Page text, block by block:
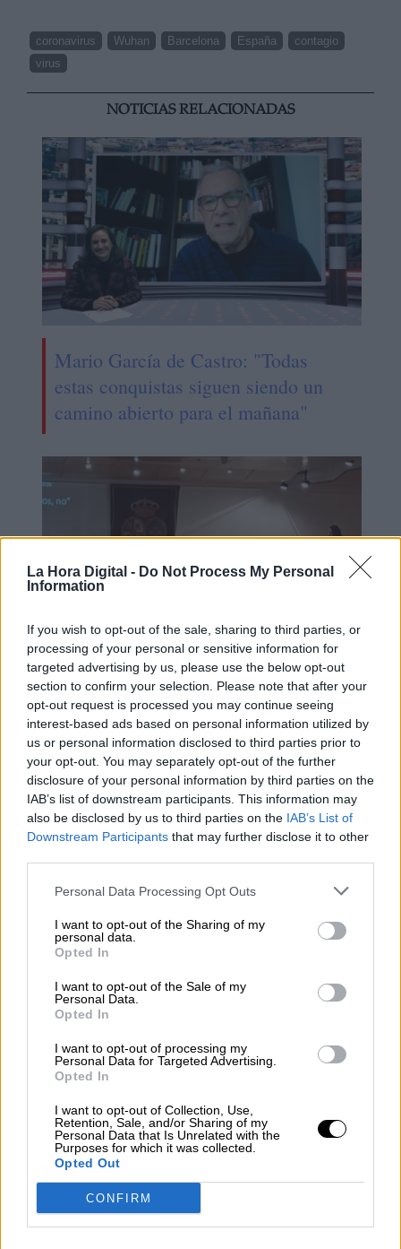
La Hora Digital - Do Not Process My Personal
Information
If you wish to opt-out of the sale, sharing to third parties, or
processing of your personal or sensitive information for
targeted advertising by us, please use the below opt-out
section to confirm your selection. Please note that after your
opt-out request is processed you may continue seeing
interest-based ads based on personal information utilized by
us or personal information disclosed to third parties prior to
your opt-out. You may separately opt-out of the further
disclosure of your personal information by third parties on the
IAB’s list of downstream participants. This information may
also be disclosed by us to third parties on the IAB’s List of
Downstream Participants that may further disclose it to other
Personal Data Processing Opt Outs
I want to opt-out of the Sharing of my
personal data.
Opted In
I want to opt-out of the Sale of my
Personal Data.
Opted In
I want to opt-out of processing my
Personal Data for Targeted Advertising.
Opted In
I want to opt-out of Collection, Use,
Retention, Sale, and/or Sharing of my
Personal Data that Is Unrelated with the
Purposes for which it was collected.
Opted Out
CONFIRM
coronavirus Wuhan Barcelona España
contagio
virus
NOTICIAS RELACIONADAS
Mario García de Castro: "Todas
estas conquistas siguen siendo un
camino abierto para el mañana"
Esperamos que Pedro Sánchez
recupere el sentido de sus palabras
necesidad urgente de reformar el
mercado eléctrico